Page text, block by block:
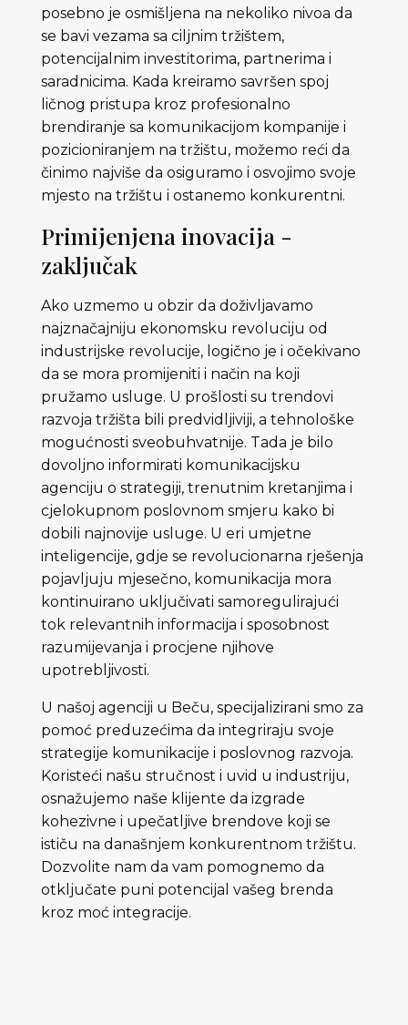
posebno je osmišljena na nekoliko nivoa da
se bavi vezama sa ciljnim tržištem,
potencijalnim investitorima, partnerima i
saradnicima. Kada kreiramo savršen spoj
ličnog pristupa kroz profesionalno
brendiranje sa komunikacijom kompanije i
pozicioniranjem na tržištu, možemo reći da
činimo najviše da osiguramo i osvojimo svoje
mjesto na tržištu i ostanemo konkurentni.
Primijenjena inovacija -
zaključak
Ako uzmemo u obzir da doživljavamo
najznačajniju ekonomsku revoluciju od
industrijske revolucije, logično je i očekivano
da se mora promijeniti i način na koji
pružamo usluge. U prošlosti su trendovi
razvoja tržišta bili predvidljiviji, a tehnološke
mogućnosti sveobuhvatnije. Tada je bilo
dovoljno informirati komunikacijsku
agenciju o strategiji, trenutnim kretanjima i
cjelokupnom poslovnom smjeru kako bi
dobili najnovije usluge. U eri umjetne
inteligencije, gdje se revolucionarna rješenja
pojavljuju mjesečno, komunikacija mora
kontinuirano uključivati ​​samoregulirajući
tok relevantnih informacija i sposobnost
razumijevanja i procjene njihove
upotrebljivosti.
U našoj agenciji u Beču, specijalizirani smo za
pomoć preduzećima da integriraju svoje
strategije komunikacije i poslovnog razvoja.
Koristeći našu stručnost i uvid u industriju,
osnažujemo naše klijente da izgrade
kohezivne i upečatljive brendove koji se
ističu na današnjem konkurentnom tržištu.
Dozvolite nam da vam pomognemo da
otključate puni potencijal vašeg brenda
kroz moć integracije.